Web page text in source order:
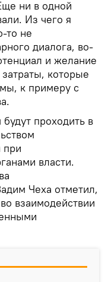
ни в одной
Из чего я
то не
диалога, во-
и желание
которые
к примеру с
проходить в
при
власти.
Чеха отметил,
взаимодействии